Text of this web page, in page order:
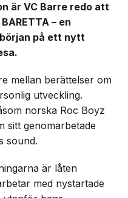
är VC Barre redo att
– en
på ett nytt
mellan berättelser om
utveckling.
norska Roc Boyz
sitt genomarbetade
sound.
är låten
med nystartade